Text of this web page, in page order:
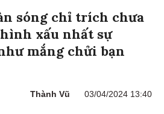
sóng chỉ trích chưa
xấu nhất sự
mắng chửi bạn
Thành Vũ 03/04/2024 13:40